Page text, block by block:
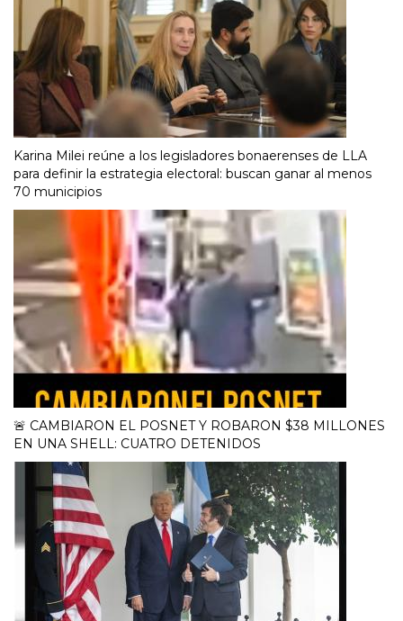
Karina Milei reúne a los legisladores bonaerenses de LLA
para definir la estrategia electoral: buscan ganar al menos
70 municipios
🚨 CAMBIARON EL POSNET Y ROBARON $38 MILLONES
EN UNA SHELL: CUATRO DETENIDOS